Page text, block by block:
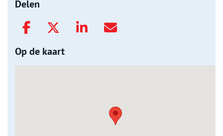
Delen
Op de kaart